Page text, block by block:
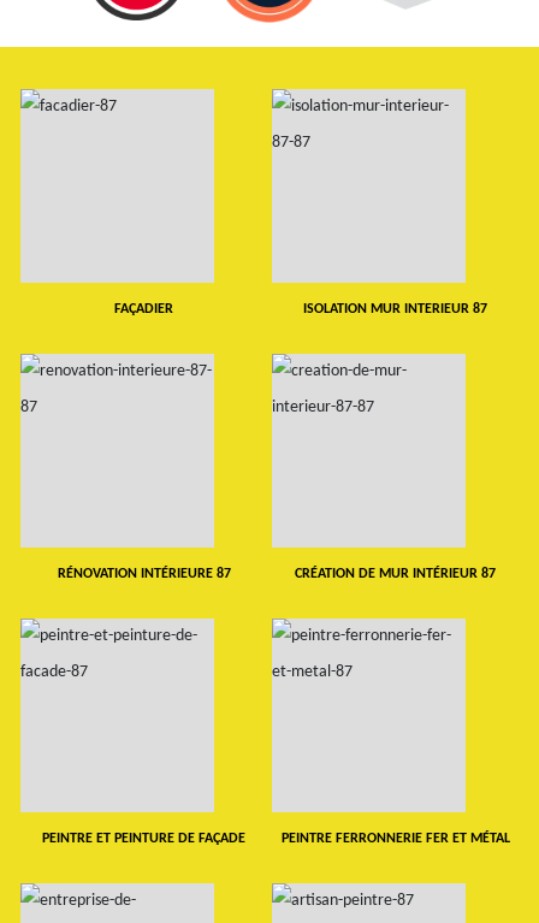
FAÇADIER ISOLATION MUR INTERIEUR 87
RÉNOVATION INTÉRIEURE 87 CRÉATION DE MUR INTÉRIEUR 87
PEINTRE ET PEINTURE DE FAÇADE PEINTRE FERRONNERIE FER ET MÉTAL